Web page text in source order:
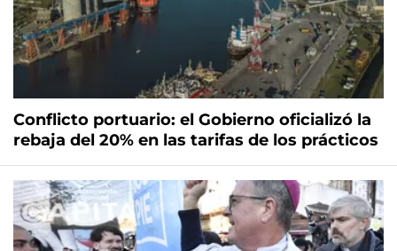
Conflicto portuario: el Gobierno oficializó la
rebaja del 20% en las tarifas de los prácticos